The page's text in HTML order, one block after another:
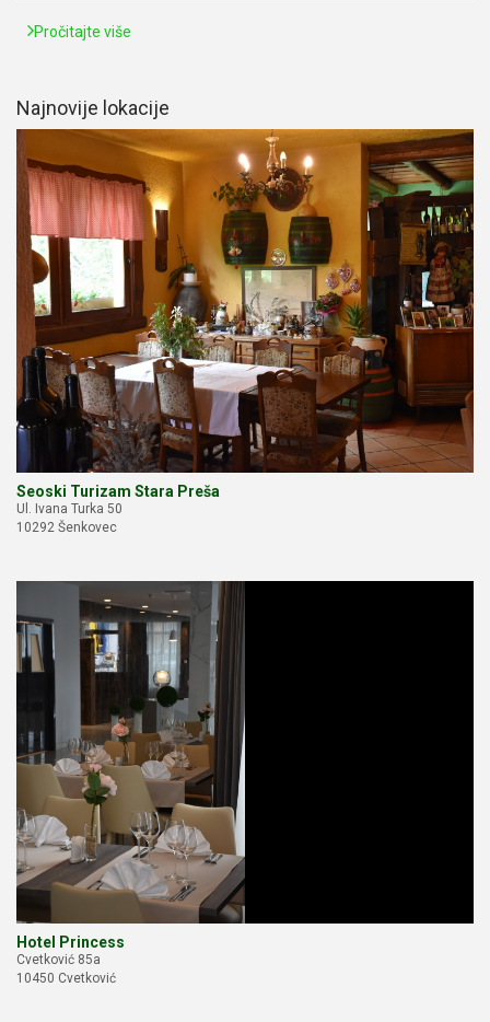
Pročitajte više
Najnovije lokacije
Seoski Turizam Stara Preša
Ul. Ivana Turka 50
10292 Šenkovec
Hotel Princess
Cvetković 85a
10450 Cvetković